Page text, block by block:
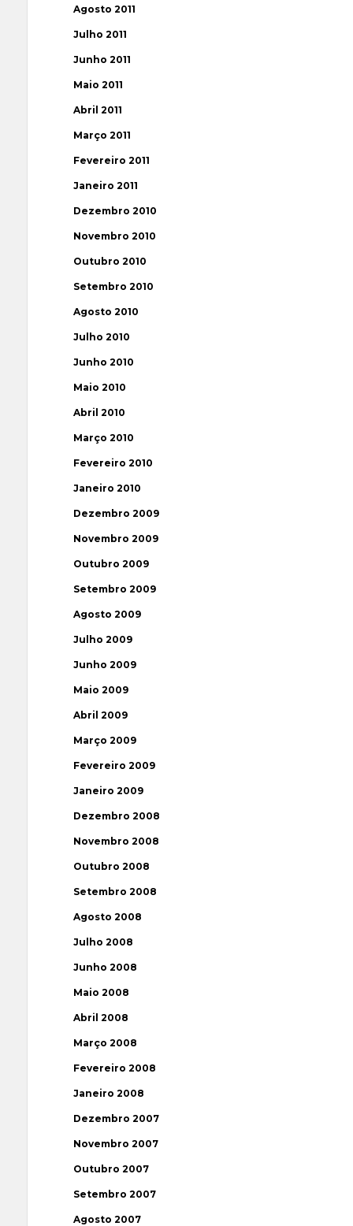
Agosto 2011
Julho 2011
Junho 2011
Maio 2011
Abril 2011
Março 2011
Fevereiro 2011
Janeiro 2011
Dezembro 2010
Novembro 2010
Outubro 2010
Setembro 2010
Agosto 2010
Julho 2010
Junho 2010
Maio 2010
Abril 2010
Março 2010
Fevereiro 2010
Janeiro 2010
Dezembro 2009
Novembro 2009
Outubro 2009
Setembro 2009
Agosto 2009
Julho 2009
Junho 2009
Maio 2009
Abril 2009
Março 2009
Fevereiro 2009
Janeiro 2009
Dezembro 2008
Novembro 2008
Outubro 2008
Setembro 2008
Agosto 2008
Julho 2008
Junho 2008
Maio 2008
Abril 2008
Março 2008
Fevereiro 2008
Janeiro 2008
Dezembro 2007
Novembro 2007
Outubro 2007
Setembro 2007
Agosto 2007